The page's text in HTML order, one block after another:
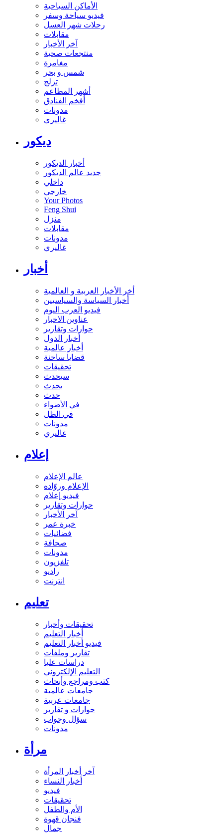
الأماكن السياحية
فيديو سياحة وسفر
رحلات شهر العسل
مقابلات
آخر الأخبار
منتجعات صحية
مغامرة
شمس و بحر
تزلج
أشهر المطاعم
أفخم الفنادق
مدونات
غاليري
ديكور
أخبار الديكور
جديد عالم الديكور
داخلي
خارجي
Your Photos
Feng Shui
منزل
مقابلات
مدونات
غاليري
أخبار
أخر الأخبار العربية و العالمية
أخبار السياسة والسياسيين
فيديو العرب اليوم
عناوين الاخبار
حوارات وتقارير
أخبار الدول
أخبار عالمية
قضايا ساخنة
تحقيقات
سيحدث
يحدث
حدث
في الأضواء
في الظل
مدونات
غاليري
إعلام
عالم الإعلام
الإعلام وروّاده
فيديو إعلام
حوارات وتقارير
آخر الأخبار
خبرة عمر
فضائيات
صحافة
مدونات
تلفزيون
راديو
انترنت
تعليم
تحقيقات وأخبار
أخبار التعليم
فيديو أخبار التعليم
تقارير وملفات
دراسات عليا
التعليم الإلكتروني
كتب ومراجع وأبحاث
جامعات عالمية
جامعات عربية
حوارات و تقارير
سؤال وجواب
مدونات
مرأة
آخر أخبار المرأة
أخبار النساء
فيديو
تحقيقات
الأم والطفل
فنجان قهوة
جمال